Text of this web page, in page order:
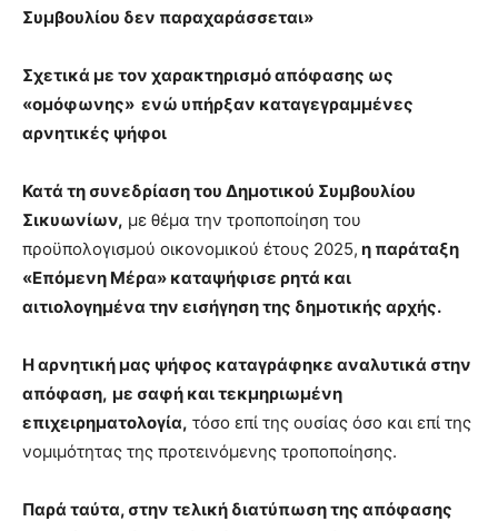
Συμβουλίου δεν παραχαράσσεται»
Σχετικά με τον χαρακτηρισμό απόφασης ως
«ομόφωνης» ενώ υπήρξαν καταγεγραμμένες
αρνητικές ψήφοι
Κατά τη συνεδρίαση του Δημοτικού Συμβουλίου
Σικυωνίων, με θέμα την τροποποίηση του
προϋπολογισμού οικονομικού έτους 2025, η παράταξη
«Επόμενη Μέρα» καταψήφισε ρητά και
αιτιολογημένα την εισήγηση της δημοτικής αρχής.
Η αρνητική μας ψήφος καταγράφηκε αναλυτικά στην
απόφαση, με σαφή και τεκμηριωμένη
επιχειρηματολογία, τόσο επί της ουσίας όσο και επί της
νομιμότητας της προτεινόμενης τροποποίησης.
Παρά ταύτα, στην τελική διατύπωση της απόφασης